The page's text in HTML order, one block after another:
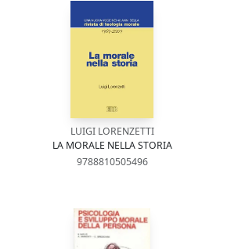
LUIGI LORENZETTI
LA MORALE NELLA STORIA
9788810505496